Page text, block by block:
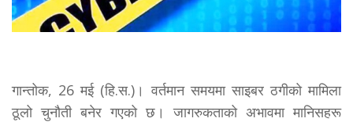
गान्तोक, 26 मई (हि.स.)। वर्तमान समयमा साइबर ठगीको मामिला
ठूलो चुनौती बनेर गएको छ। जागरुकताको अभावमा मानिसहरू